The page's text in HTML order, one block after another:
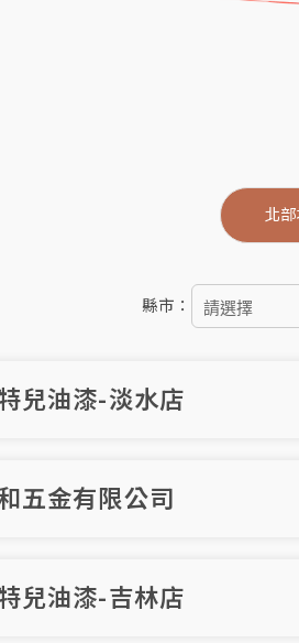
北
縣市：
兒油漆-淡水店
五金有限公司
兒油漆-吉林店